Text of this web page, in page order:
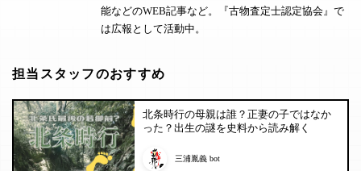
能などのWEB記事など。『古物査定士認定協会』で
は広報として活動中。
担当スタッフのおすすめ
北条時行の母親は誰？正妻の子ではなか
った？出生の謎を史料から読み解く
三浦胤義 bot